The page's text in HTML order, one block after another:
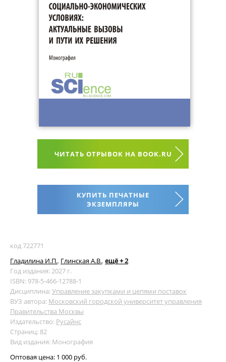
ЧИТАТЬ ОТРЫВОК НА BOOK.RU
КУПИТЬ ПЕЧАТНЫЕ
ЭКЗЕМПЛЯРЫ
код 722771
Гладилина И.П., Глинская А.В., ещё + 2
Год издания: 2027 г.
ISBN: 978-5-466-12788-1
Дисциплина:Управление закупками и цепями поставок
ВУЗ автора: Московский городской университет управления
Правительства Москвы
Издательство: Русайнс
Страниц: 82
Вид издания: Монография
Оптовая цена: 1 000 руб.